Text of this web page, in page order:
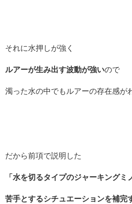
それに水押しが強く
ルアーが生み出す波動が強いので
濁った水の中でもルアーの存在感が
だから前項で説明した
「水を切るタイプのジャーキングミ
苦手とするシチュエーションを補完